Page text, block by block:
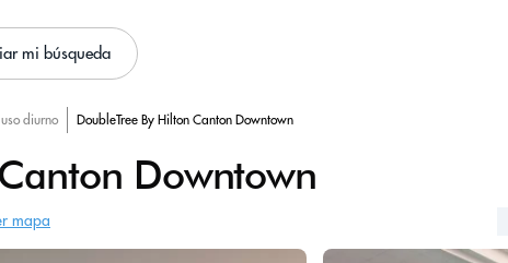
mi búsqueda
diurno DoubleTree By Hilton Canton Downtown
Downtown
mapa